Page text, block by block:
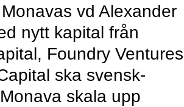
vd Alexander
nytt kapital från
Foundry Ventures
ska svensk-
skala upp